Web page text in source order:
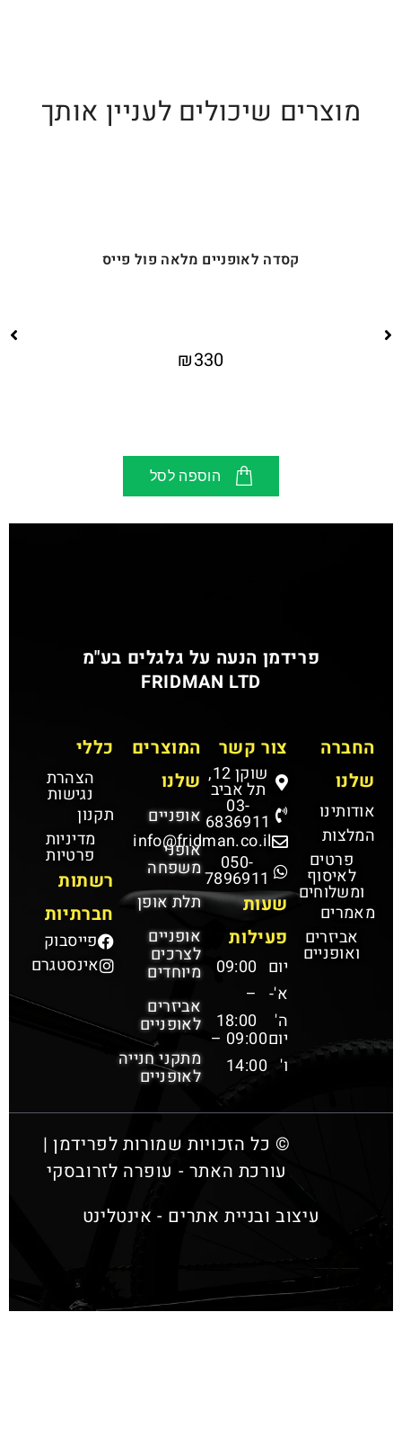
מוצרים שיכולים לעניין אותך
קסדה לאופניים מלאה פול פייס
₪330
הוספה לסל
פרידמן הנעה על גלגלים בע"מ
FRIDMAN LTD
החברה
שלנו
אודותינו
המלצות
פרטים
לאיסוף
ומשלוחים
מאמרים
אביזרים
ואופניים
צור קשר
שוקן 12,
תל אביב
03-
6836911
info@fridman.co.il
050-
7896911
שעות
פעילות
יום
א'-
ה'
09:00
–
18:00
יום
ו'
09:00 –
14:00
המוצרים
שלנו
אופניים
אופני
משפחה
תלת אופן
אופניים
לצרכים
מיוחדים
אביזרים
לאופניים
מתקני חנייה
לאופניים
כללי
הצהרת
נגישות
תקנון
מדיניות
פרטיות
רשתות
חברתיות
פייסבוק
אינסטגרם
© כל הזכויות שמורות לפרידמן |
עורכת האתר - עופרה לזרובסקי
עיצוב ובניית אתרים - אינטלינט